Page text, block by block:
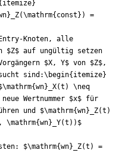
itemize}
} Z(\mathrm{ const } )
=
Knoten, alle
$Z$
$X, Y$ von $Z$,
sind:\begin{ itemize}
\mathrm{wn} X(t )
\neq
Wertnummer $x$
und $\mathrm{wn} Z(t )
, \mathrm{wn} Y(t ) ) $
$\mathrm{wn} Z(t )
=